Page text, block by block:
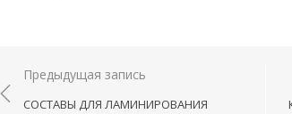
Навигация
по
Предыдущая запись
СОСТАВЫ ДЛЯ ЛАМИНИРОВАНИЯ